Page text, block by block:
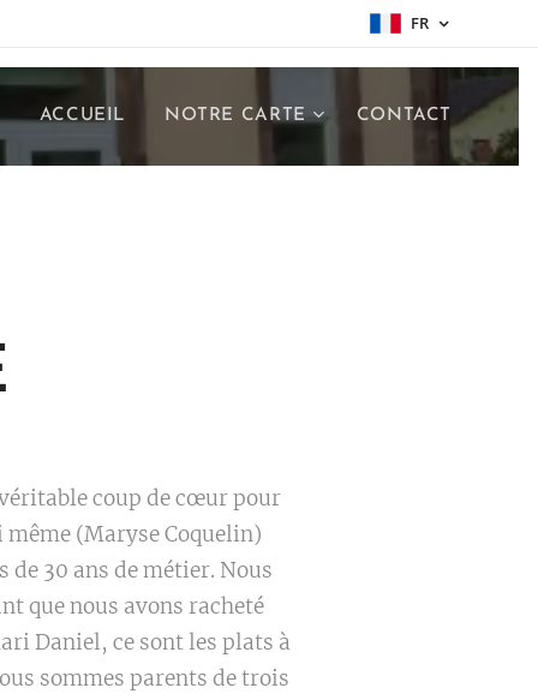
FR
ACCUEIL NOTRE CARTE CONTACT
coup de cœur pour
(Maryse Coquelin)
30 ans de métier. Nous
que nous avons racheté
Daniel, ce sont les plats à
sommes parents de trois